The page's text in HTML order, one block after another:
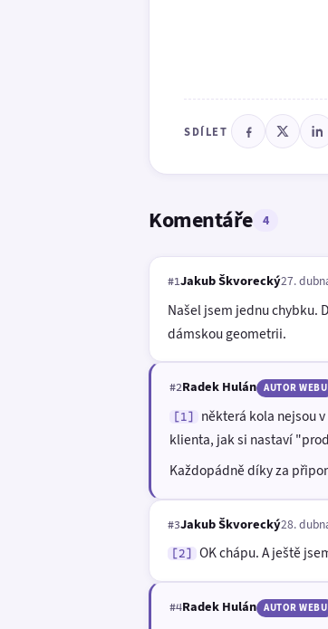
SDÍLET
Komentáře 4
#1Jakub Škvorecký27.
Našel jsem jednu chybku.
dámskou geometrii.
#2Radek Hulán AUTOR WEBU
[1]
některá kola nejsou
klienta, jak si nastaví
Každopádně díky za
#3Jakub Škvorecký28.
[2] OK chápu. A ještě
#4Radek Hulán AUTOR WEBU